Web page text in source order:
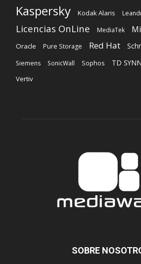
Kaspersky Kodak Alaris
Licencias OnLine MediaTek
Oracle Pure Storage Red Hat
Siemens SonicWall Sophos TD
Vertiv
SOBRE